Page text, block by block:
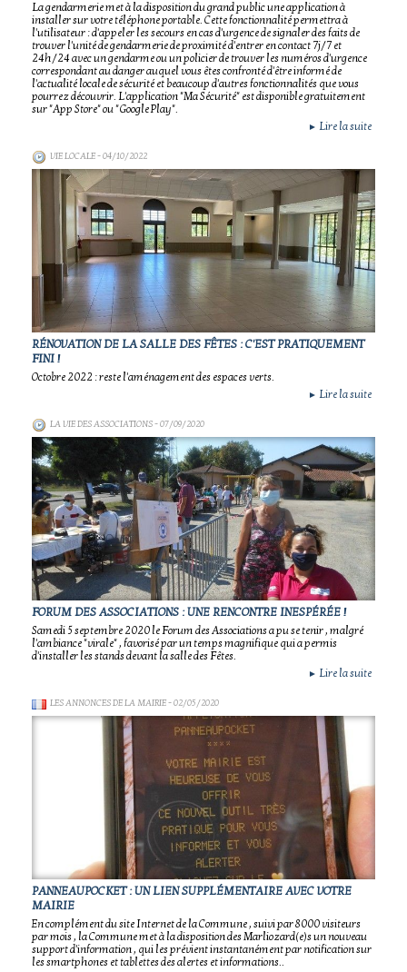
La gendarmerie met à la disposition du grand public une application à
installer sur votre téléphone portable. Cette fonctionnalité permettra à
l'utilisateur : d'appeler les secours en cas d'urgence de signaler des faits de
trouver l'unité de gendarmerie de proximité d'entrer en contact 7j/7 et
24h/24 avec un gendarme ou un policier de trouver les numéros d'urgence
correspondant au danger auquel vous êtes confronté d'être informé de
l'actualité locale de sécurité et beaucoup d'autres fonctionnalités que vous
pourrez découvrir. L'application "Ma Sécurité" est disponible gratuitement
sur "App Store" ou "Google Play".
► Lire la suite
VIE LOCALE- 04/10/2022
RÉNOVATION DE LA SALLE DES FÊTES : C'EST PRATIQUEMENT
FINI !
Octobre 2022 : reste l'aménagement des espaces verts.
► Lire la suite
LA VIE DES ASSOCIATIONS- 07/09/2020
FORUM DES ASSOCIATIONS : UNE RENCONTRE INESPÉRÉE !
Samedi 5 septembre 2020 le Forum des Associations a pu se tenir , malgré
l'ambiance "virale" , favorisé par un temps magnifique qui a permis
d'installer les stands devant la salle des Fêtes.
► Lire la suite
LES ANNONCES DE LA MAIRIE- 02/05/2020
PANNEAUPOCKET : UN LIEN SUPPLÉMENTAIRE AVEC VOTRE
MAIRIE
En complément du site Internet de la Commune , suivi par 8000 visiteurs
par mois , la Commune met à la disposition des Marliozard(e)s un nouveau
support d'information , qui les prévient instantanément par notification sur
les smartphones et tablettes des alertes et informations..